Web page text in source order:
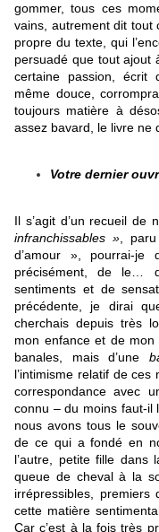
gommer, tous ces
vains, autrement dit tout
propre du texte, qui
persuadé que tout ajout
certaine passion, écrit
même douce,
toujours matière à
assez bavard, le livre ne
Votre dernier
Il s’agit d’un recueil de
infranchissables » ,
d’amour », pourrai-je
précisément, de le…
sentiments et de
précédente, je dirai
cherchais depuis très
mon enfance et de mon
banales, mais d’une
l’intimisme relatif de
correspondance avec
connu – du moins faut-il
nous avons tous le
de ce qui a fondé en
l’autre, petite fille
queue de cheval à la
irrépressibles, premiers
cette matière
Car c’est à la fois très